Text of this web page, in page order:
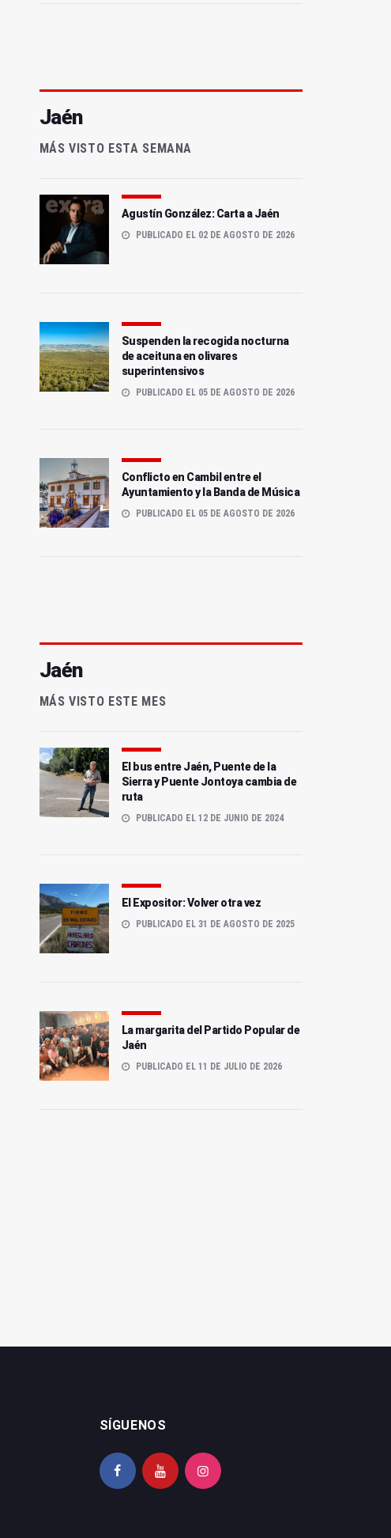
Jaén
MÁS VISTO ESTA SEMANA
Agustín González: Carta a Jaén
PUBLICADO EL 02 DE AGOSTO DE 2026
Suspenden la recogida nocturna
de aceituna en olivares
superintensivos
PUBLICADO EL 05 DE AGOSTO DE 2026
Conflicto en Cambil entre el
Ayuntamiento y la Banda de Música
PUBLICADO EL 05 DE AGOSTO DE 2026
Jaén
MÁS VISTO ESTE MES
El bus entre Jaén, Puente de la
Sierra y Puente Jontoya cambia de
ruta
PUBLICADO EL 12 DE JUNIO DE 2024
El Expositor: Volver otra vez
PUBLICADO EL 31 DE AGOSTO DE 2025
La margarita del Partido Popular de
Jaén
PUBLICADO EL 11 DE JULIO DE 2026
SÍGUENOS